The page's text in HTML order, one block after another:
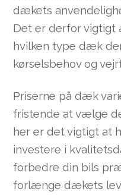
dækets
Det er derfor
hvilken type dæk
kørselsbehov og
Priserne på dæk
fristende at vælge
her er det vigtigt at
investere i
forbedre din bils
forlænge dækets